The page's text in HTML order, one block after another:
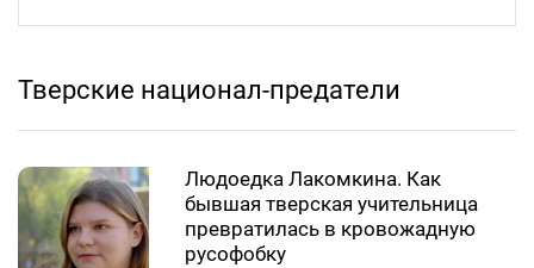
Тверские национал-предатели
Людоедка Лакомкина. Как
бывшая тверская учительница
превратилась в кровожадную
русофобку